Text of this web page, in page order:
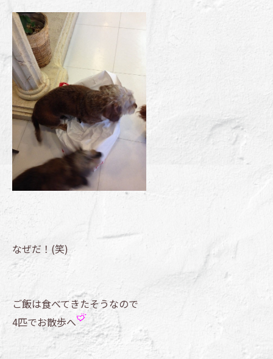
なぜだ！(笑)
ご飯は食べてきたそうなので
4匹でお散歩へ